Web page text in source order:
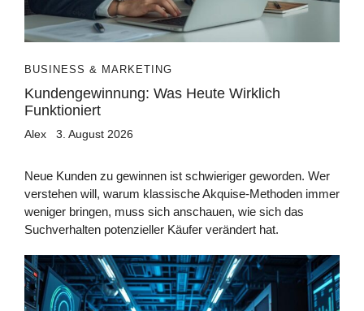
BUSINESS & MARKETING
Kundengewinnung: Was Heute Wirklich
Funktioniert
Alex 3. August 2026
Neue Kunden zu gewinnen ist schwieriger geworden. Wer
verstehen will, warum klassische Akquise-Methoden immer
weniger bringen, muss sich anschauen, wie sich das
Suchverhalten potenzieller Käufer verändert hat.